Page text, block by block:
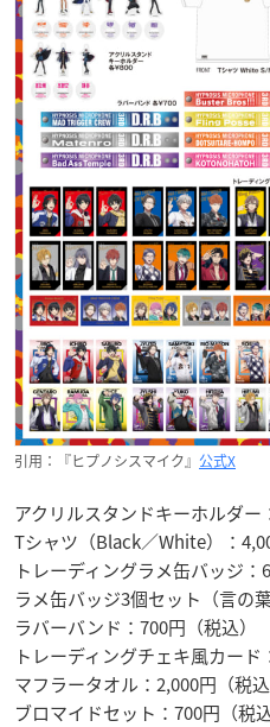
引用：『ヒプノシスマイク』 公式X
アクリルスタンドキーホルダー
Tシャツ（Black／White）：
トレーディングラメ缶バッジ：
ラメ缶バッジ3個セット（言の
ラバーバンド：700円（税込）
トレーディングチェキ風カード
マフラータオル：2,000円（税込
ブロマイドセット：700円（税込